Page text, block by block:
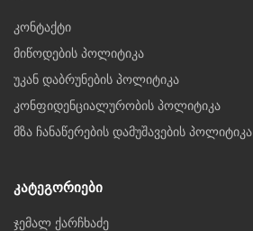
კონტაქტი
მიწოდების პოლიტიკა
უკან დაბრუნების პოლიტიკა
კონფიდენციალურობის პოლიტიკა
მზა ჩანაწერების დამუშავების პოლიტიკა
Კატეგორიები
ჯემალ ქარჩხაძე